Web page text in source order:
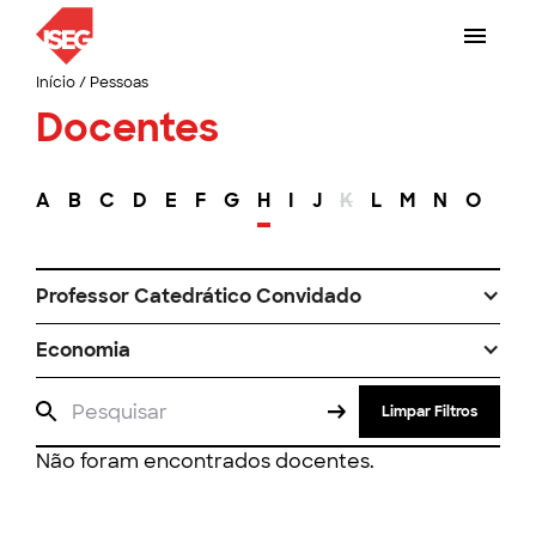
Início/ Pessoas
Docentes
A B C D E F G H I J K L M N O
Professor Catedrático Convidado
Economia
Limpar Filtros
Não foram encontrados docentes.